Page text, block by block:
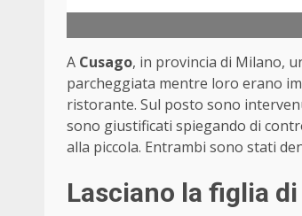
A Cusago, in provincia di Milano,
parcheggiata mentre loro erano
ristorante. Sul posto sono
sono giustificati spiegando di
alla piccola. Entrambi sono stati
Lasciano la figlia